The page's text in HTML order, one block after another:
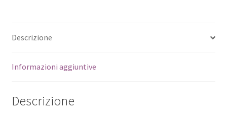
Descrizione
Informazioni aggiuntive
Descrizione